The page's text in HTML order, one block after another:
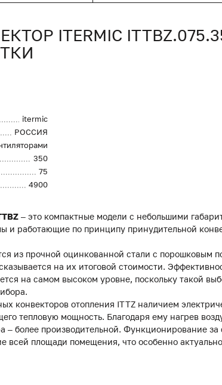
ITERMIC
itermic
РОССИЯ
350
75
4900
– это компактные модели с небольшими
и работающие по принципу принудительной
из прочной оцинкованной стали с порошковым
на их итоговой стоимости.
на самом высоком уровне, поскольку такой
конвекторов отопления ITTZ наличием
тепловую мощность. Благодаря ему нагрев
– более производительной. Функционирование за
всей площади помещения, что особенно